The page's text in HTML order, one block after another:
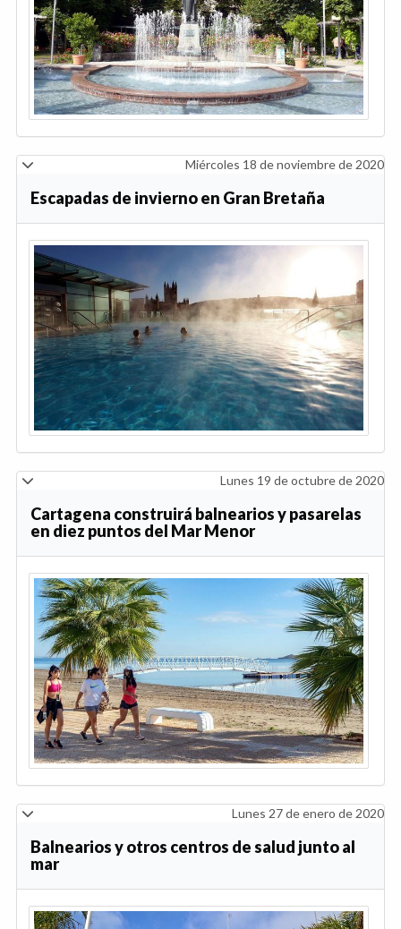
Miércoles 18 de noviembre de 2020
Escapadas de invierno en Gran Bretaña
Lunes 19 de octubre de 2020
Cartagena construirá balnearios y pasarelas
en diez puntos del Mar Menor
Lunes 27 de enero de 2020
Balnearios y otros centros de salud junto al
mar